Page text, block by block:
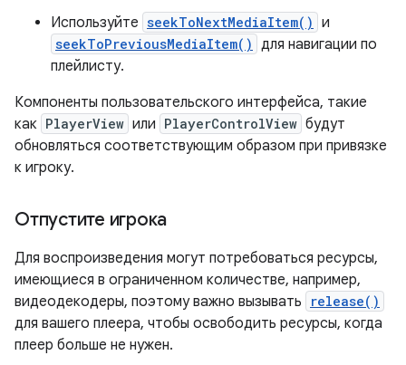
Используйте seekToNextMediaItem() и
seekToPreviousMediaItem() для навигации по
плейлисту.
Компоненты пользовательского интерфейса, такие
как PlayerView или PlayerControlView будут
обновляться соответствующим образом при привязке
к игроку.
Отпустите игрока
Для воспроизведения могут потребоваться ресурсы,
имеющиеся в ограниченном количестве, например,
видеодекодеры, поэтому важно вызывать
release()
для вашего плеера, чтобы освободить ресурсы, когда
плеер больше не нужен.